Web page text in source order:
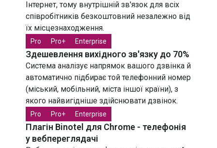
Інтернет, тому внутрішній зв'язок для всіх
співробітників безкоштовний незалежно від
їх місцезнаходження.
Здешевлення вихідного зв'язку до 70%
Pro Pro+ Enterprise
Система аналізує напрямок вашого дзвінка й
автоматично підбирає той телефонний номер
(міський, мобільний, міста іншої країни), з
якого найвигідніше здійснювати дзвінок.
Плагін Binotel для Chrome - телефонія
у вебпереглядачі
Pro Pro+ Enterprise